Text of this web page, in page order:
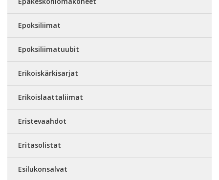
Epoksiliimat
Epoksiliimatuubit
Erikoiskärkisarjat
Erikoislaattaliimat
Eristevaahdot
Eritasolistat
Esilukonsalvat